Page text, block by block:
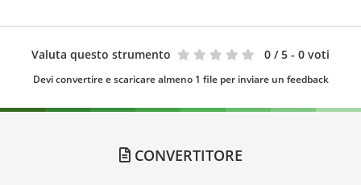
Valuta questo strumento 0 / 5 - 0 voti
Devi convertire e scaricare almeno 1 file per inviare un feedback
CONVERTITORE